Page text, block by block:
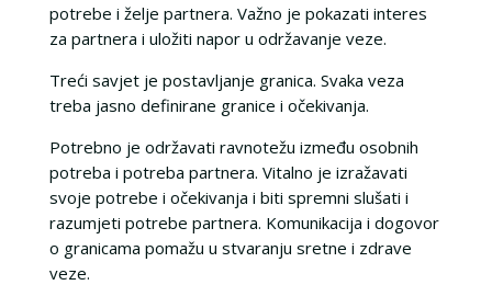
potrebe i želje partnera. Važno je pokazati interes
za partnera i uložiti napor u održavanje veze.
Treći savjet je postavljanje granica. Svaka veza
treba jasno definirane granice i očekivanja.
Potrebno je održavati ravnotežu između osobnih
potreba i potreba partnera. Vitalno je izražavati
svoje potrebe i očekivanja i biti spremni slušati i
razumjeti potrebe partnera. Komunikacija i dogovor
o granicama pomažu u stvaranju sretne i zdrave
veze.